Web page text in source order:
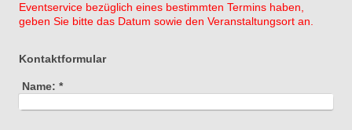
Eventservice bezüglich eines bestimmten Termins haben,
geben Sie bitte das Datum sowie den Veranstaltungsort an.
Kontaktformular
Name: *